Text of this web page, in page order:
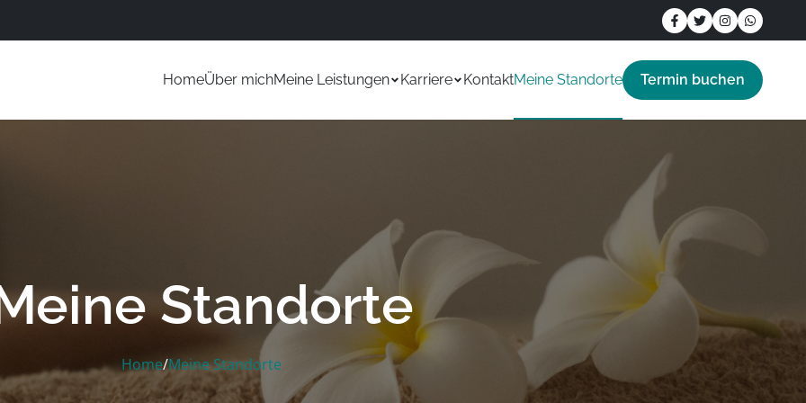
HomeÜber michMeine Leistungen Karriere KontaktMeine Standorte Termin buchen
Standorte
Home/Meine Standorte